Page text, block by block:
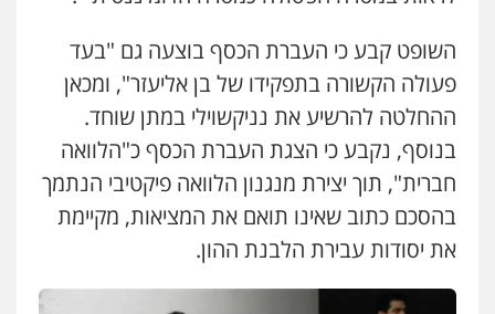
עו"ד בועז קניג
פלילי משפחה כלכלי צבאי
0507003001
עו"ד אבי כהן
אלימות
סמים עבירות מין
השופט קבע כי העברת הכסף בוצעה גם "בעד
פעולה הקשורה בתפקידו של בן אליעזר", ומכאן
ההחלטה להרשיע את נניקשוילי במתן שוחד.
בנוסף, נקבע כי הצגת העברת הכסף כ"הלוואה
חברית", תוך יצירת מנגנון הלוואה פיקטיבי הנתמך
בהסכם כתוב שאינו תואם את המציאות, מקיימת
את יסודות עבירת הלבנת ההון.